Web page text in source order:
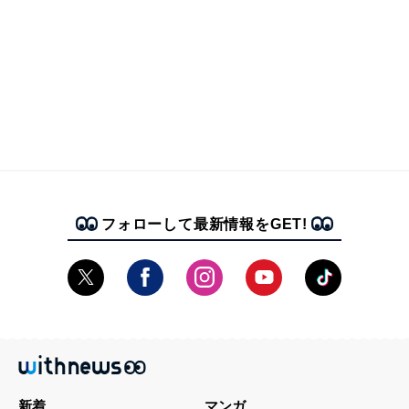
フォローして最新情報をGET!
新着 マンガ